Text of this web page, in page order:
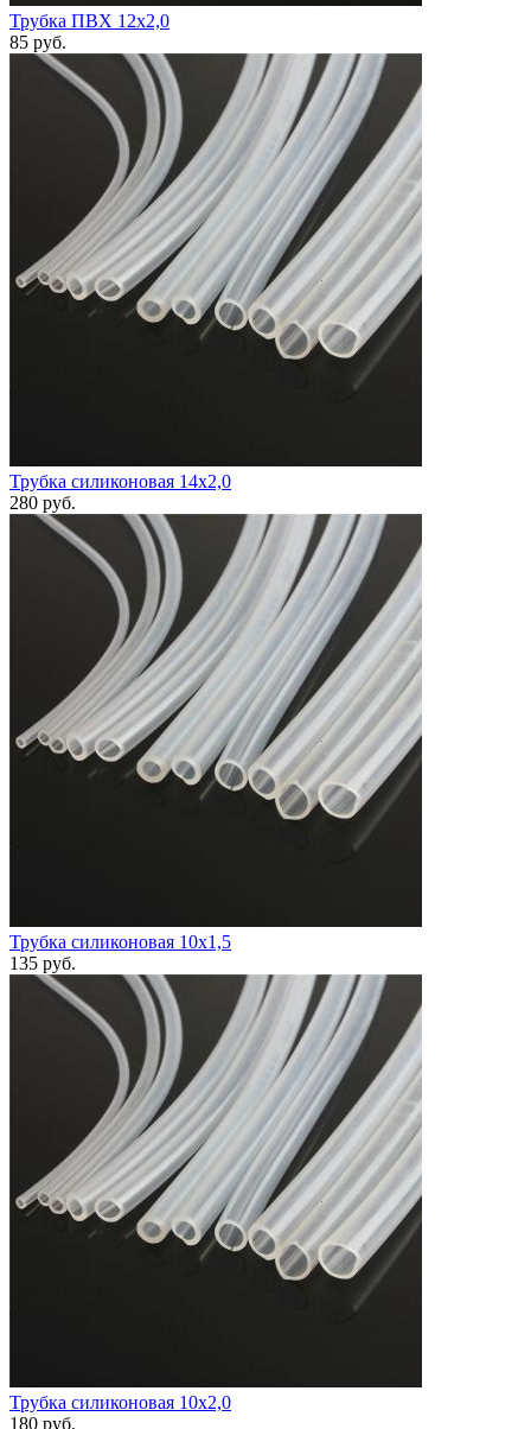
Трубка ПВХ 12х2,0
85 руб.
Трубка силиконовая 14х2,0
280 руб.
Трубка силиконовая 10х1,5
135 руб.
Трубка силиконовая 10х2,0
180 руб.